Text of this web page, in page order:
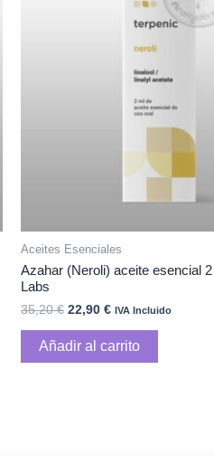
Aceites Esenciales
Azahar (Neroli) aceite esencial
Labs
35,20€ 22,90 € IVA Incluido
Añadir al carrito